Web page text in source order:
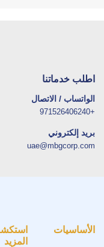
اطلب خدماتنا
الواتساب / الاتصال
+971526406240
بريد إلكتروني
uae@mbgcorp.com
الأساسيات
المزيد